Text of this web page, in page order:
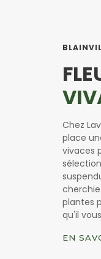
Chez
place
vivaces
plantes
qu'il
EN